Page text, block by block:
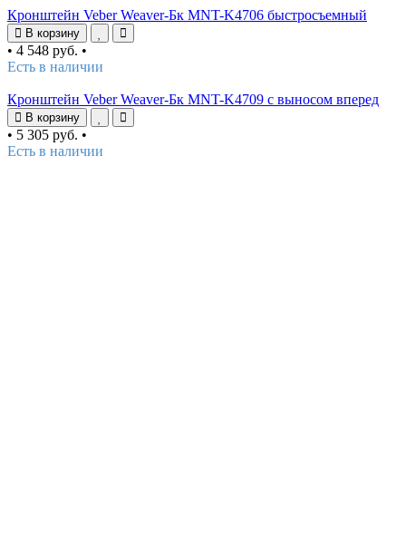
Кронштейн Veber Weaver-Бк MNT-K4706 быстросъемный
В корзину
• 4 548 руб. •
Есть в наличии
Кронштейн Veber Weaver-Бк MNT-K4709 с выносом вперед
В корзину
• 5 305 руб. •
Есть в наличии